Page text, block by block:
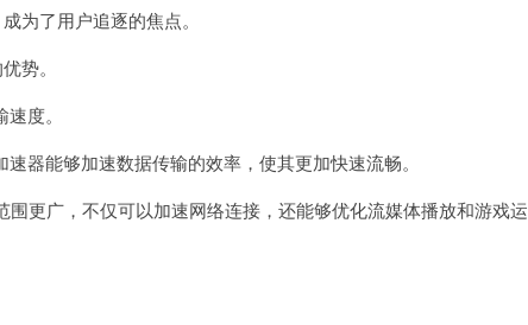
为了用户追逐的焦点。
势。
度。
能够加速数据传输的效率，使其更加快速流畅。
更广，不仅可以加速网络连接，还能够优化流媒体播放和游戏运